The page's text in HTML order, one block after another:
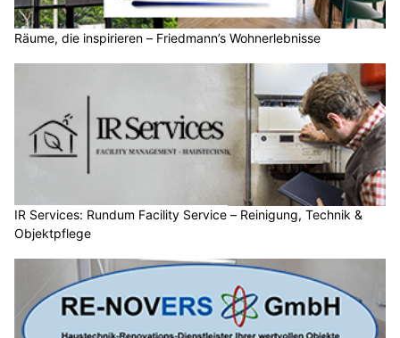
Räume, die inspirieren – Friedmann’s Wohnerlebnisse
IR Services: Rundum Facility Service – Reinigung, Technik &
Objektpflege